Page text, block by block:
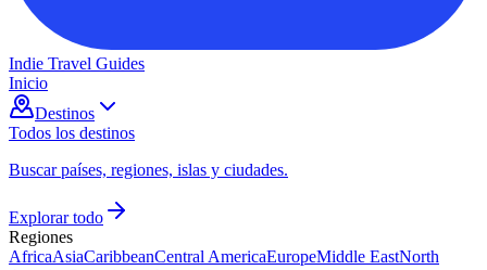
Indie Travel Guides
Inicio
Destinos
Todos los destinos
Buscar países, regiones, islas y ciudades.
Explorar todo
Regiones
AfricaAsiaCaribbeanCentral AmericaEuropeMiddle EastNorth